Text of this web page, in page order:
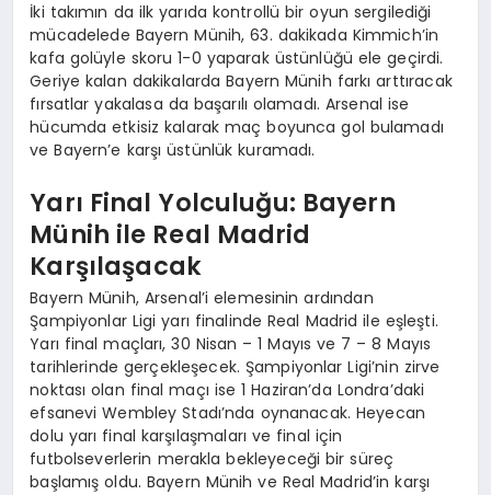
İki takımın da ilk yarıda kontrollü bir oyun sergilediği
mücadelede Bayern Münih, 63. dakikada Kimmich’in
kafa golüyle skoru 1-0 yaparak üstünlüğü ele geçirdi.
Geriye kalan dakikalarda Bayern Münih farkı arttıracak
fırsatlar yakalasa da başarılı olamadı. Arsenal ise
hücumda etkisiz kalarak maç boyunca gol bulamadı
ve Bayern’e karşı üstünlük kuramadı.
Yarı Final Yolculuğu: Bayern
Münih ile Real Madrid
Karşılaşacak
Bayern Münih, Arsenal’i elemesinin ardından
Şampiyonlar Ligi yarı finalinde Real Madrid ile eşleşti.
Yarı final maçları, 30 Nisan – 1 Mayıs ve 7 – 8 Mayıs
tarihlerinde gerçekleşecek. Şampiyonlar Ligi’nin zirve
noktası olan final maçı ise 1 Haziran’da Londra’daki
efsanevi Wembley Stadı’nda oynanacak. Heyecan
dolu yarı final karşılaşmaları ve final için
futbolseverlerin merakla bekleyeceği bir süreç
başlamış oldu. Bayern Münih ve Real Madrid’in karşı